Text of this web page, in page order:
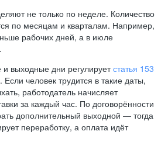
не только по неделе. Количество
по месяцам и кварталам. Например,
рабочих дней, а в июле
и выходные дни регулируетстатья 153
. Если человек трудится в такие даты,
работодатель начисляет
за каждый час. По договорённости
дополнительный выходной — тогда
переработку, а оплата идёт